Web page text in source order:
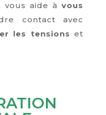
vous aide àvous
contact avec
les tensions et